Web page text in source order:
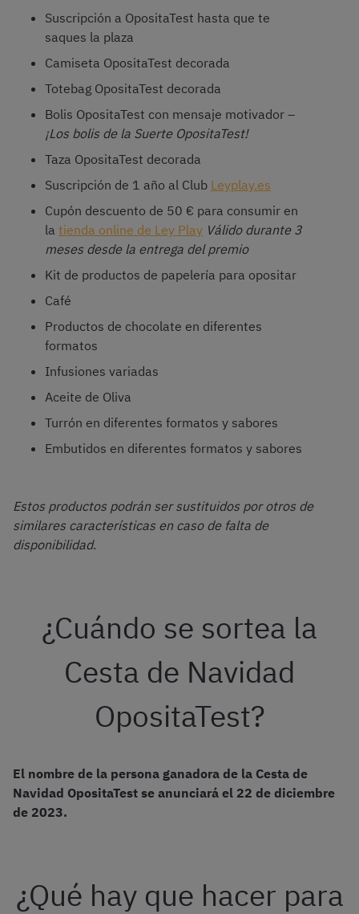
Suscripción a OpositaTest hasta que te
saques la plaza
Camiseta OpositaTest decorada
Totebag OpositaTest decorada
Bolis OpositaTest con mensaje motivador –
¡Los bolis de la Suerte OpositaTest!
Taza OpositaTest decorada
Suscripción de 1 año al Club Leyplay.es
Cupón descuento de 50 € para consumir en
la tienda online de Ley Play Válido durante 3
meses desde la entrega del premio
Kit de productos de papelería para opositar
Café
Productos de chocolate en diferentes
formatos
Infusiones variadas
Aceite de Oliva
Turrón en diferentes formatos y sabores
Embutidos en diferentes formatos y sabores
Estos productos podrán ser sustituidos por otros de
similares características en caso de falta de
disponibilidad.
¿Cuándo se sortea la
Cesta de Navidad
OpositaTest?
El nombre de la persona ganadora de la Cesta de
Navidad OpositaTest se anunciará el 22 de diciembre
de 2023.
¿Qué hay que hacer para